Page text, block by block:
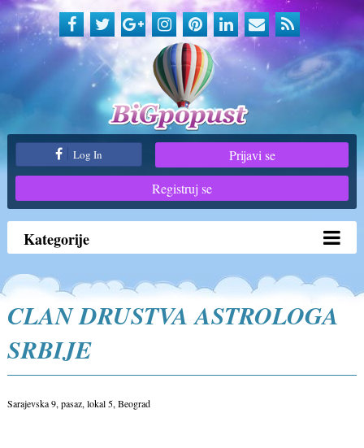
Log In
Prijavi se
Registruj se
Kategorije
CLAN DRUSTVA ASTROLOGA
SRBIJE
Sarajevska 9, pasaz, lokal 5, Beograd